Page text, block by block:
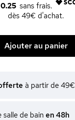
dès 49€ d'achat.
Ajouter au panier
à partir de 49€
salle de bain en 48h